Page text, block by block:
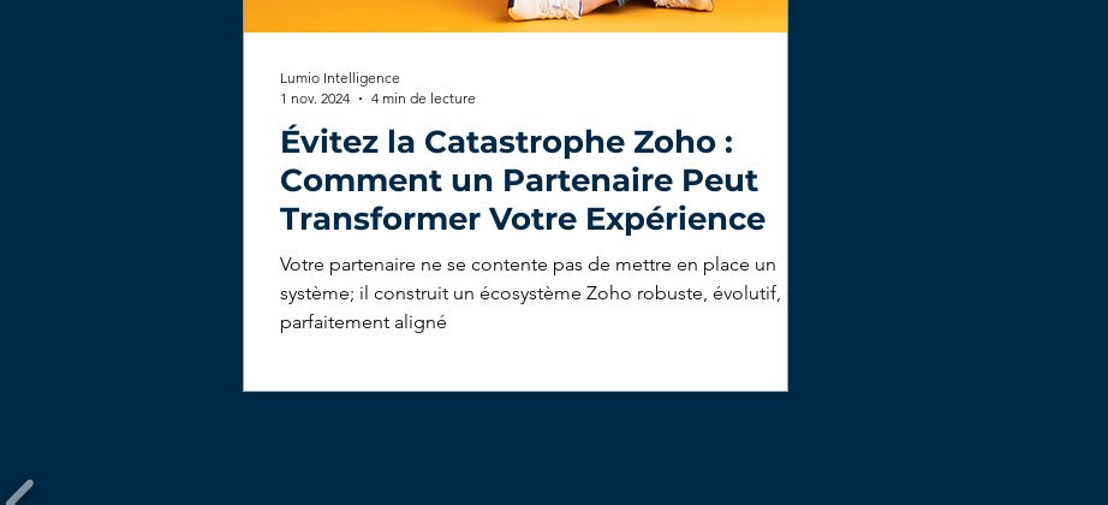
Évitez la Catastrophe Zoho :
Comment un Partenaire Peut
Transformer Votre Expérience
Votre partenaire ne se contente pas de mettre en place un
système; il construit un écosystème Zoho robuste, évolutif, et
parfaitement aligné
Lumio Intelligence
1 nov. 2024
4 min de lecture